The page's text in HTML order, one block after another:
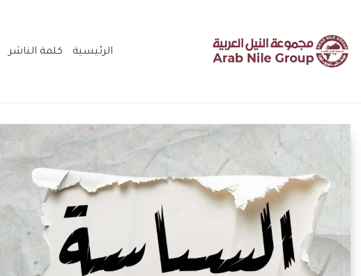
الرئيسية كلمة الناشر